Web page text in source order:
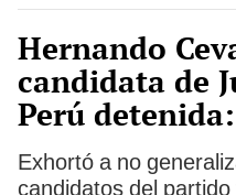
Hernando
candidata de
Perú
Exhortó a no
candidatos del